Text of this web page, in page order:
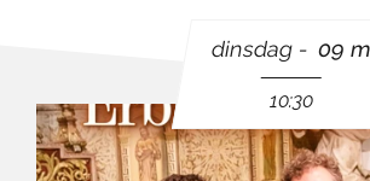
dinsdag 09
10:30